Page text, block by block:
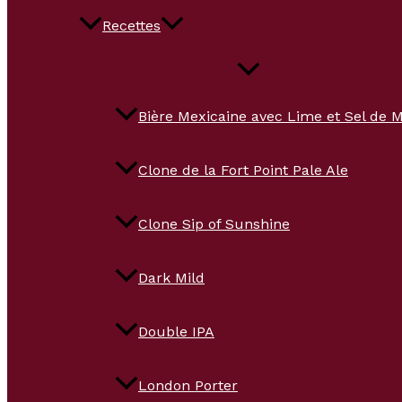
Recettes
Bière Mexicaine avec Lime et Sel de
Clone de la Fort Point Pale Ale
Clone Sip of Sunshine
Dark Mild
Double IPA
London Porter